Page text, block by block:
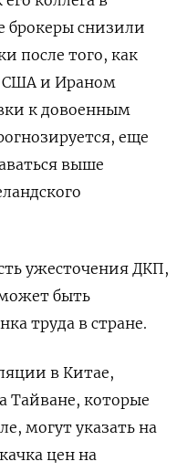
брокеры снизили
после того, как
США ‌и Ираном
к довоенным
еще
выше
ужесточения ‌ДКП,
быть
труда в стране.
в Китае,
Тайване, которые
могут указать на
цен на